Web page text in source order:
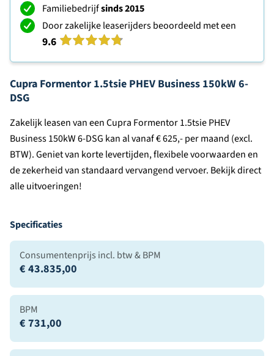
Familiebedrijfsinds 2015
Door zakelijke leaserijders beoordeeld met een
9.6
Cupra Formentor 1.5tsie PHEV Business 150kW 6-
DSG
Zakelijk leasen van een Cupra Formentor 1.5tsie PHEV
Business 150kW 6-DSG kan al vanaf € 625,- per maand (excl.
BTW). Geniet van korte levertijden, flexibele voorwaarden en
de zekerheid van standaard vervangend vervoer. Bekijk direct
alle uitvoeringen!
Specificaties
Consumentenprijs incl. btw & BPM
€ 43.835,00
BPM
€ 731,00